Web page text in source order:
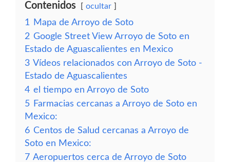
Contenidos ocultar
1
Mapa de Arroyo de Soto
2 Google Street View Arroyo de Soto en
Estado de Aguascalientes en Mexico
3 Vídeos relacionados con Arroyo de Soto -
Estado de Aguascalientes
4 el tiempo en Arroyo de Soto
5 Farmacias cercanas a Arroyo de Soto en
Mexico:
6 Centos de Salud cercanas a Arroyo de
Soto en Mexico:
7 Aeropuertos cerca de Arroyo de Soto